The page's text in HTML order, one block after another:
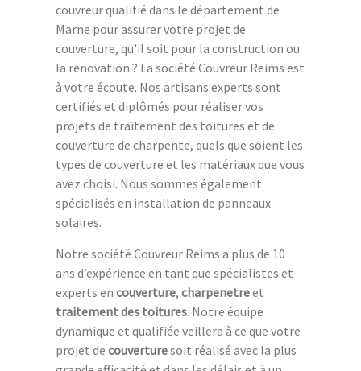
couvreur qualifié dans le département de
Marne pour assurer votre projet de
couverture, qu'il soit pour la construction ou
la renovation ? La société Couvreur Reims est
à votre écoute. Nos artisans experts sont
certifiés et diplômés pour réaliser vos
projets de traitement des toitures et de
couverture de charpente, quels que soient les
types de couverture et les matériaux que vous
avez choisi. Nous sommes également
spécialisés en installation de panneaux
solaires.
Notre société Couvreur Reims a plus de 10
ans d’expérience en tant que spécialistes et
experts en couverture, charpenetreet
traitement des toitures. Notre équipe
dynamique et qualifiée veillera à ce que votre
projet de couverturesoit réalisé avec la plus